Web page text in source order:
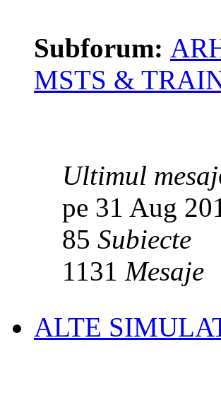
Subforum:
MSTS &
Ultimul mesaj
pe 31 Aug
85 Subiecte
1131 Mesaje
ALTE